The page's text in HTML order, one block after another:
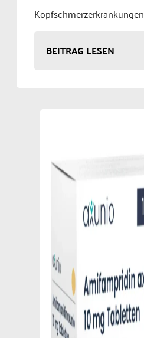
Kopfschmerzerkrankungen
BEITRAG LESEN